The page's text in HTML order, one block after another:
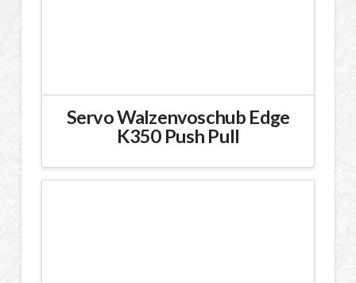
Servo Walzenvoschub Edge
K350 Push Pull